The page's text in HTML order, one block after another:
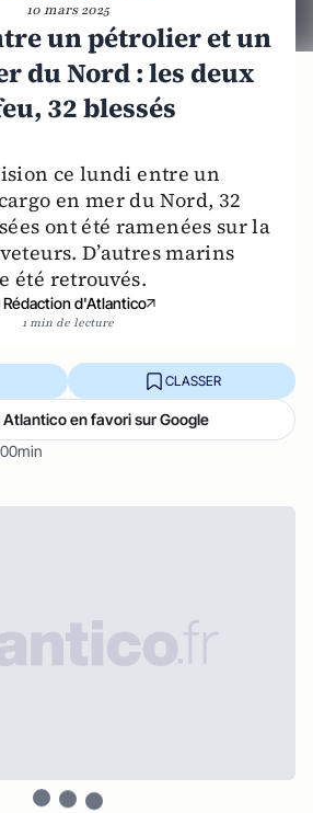
10 mars 2025
un pétrolier et un
du Nord : les deux
32 blessés
ce lundi entre un
en mer du Nord, 32
ont été ramenées sur la
D’autres marins
été retrouvés.
Rédaction d'Atlantico
1 min de lecture
CLASSER
en favori sur Google